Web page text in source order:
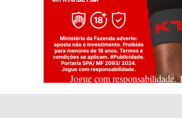
Jogue com responsabilidade.